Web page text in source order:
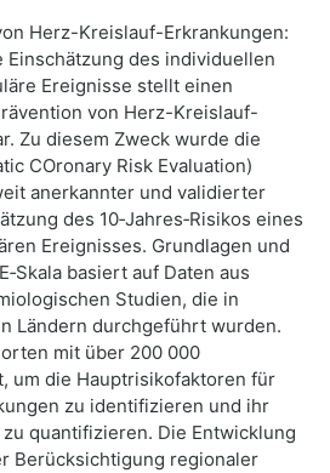
Herz-Kreislauf-Erkrankungen:
Einschätzung des individuellen
Ereignisse stellt einen
von Herz-Kreislauf-
Zu diesem Zweck wurde die
COronary Risk Evaluation)
anerkannter und validierter
des 10‑Jahres‑Risikos eines
Ereignisses. Grundlagen und
basiert auf Daten aus
Studien, die in
Ländern durchgeführt wurden.
mit über 200 000
um die Hauptrisikofaktoren für
zu identifizieren und ihr
quantifizieren. Die Entwicklung
Berücksichtigung regionaler